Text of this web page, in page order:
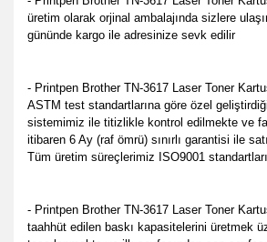
üretim olarak orjinal ambalajında sizlere
gününde kargo ile adresinize sevk edilir
- Printpen Brother TN-3617 Laser Toner
ASTM test standartlarına göre özel
sistemimiz ile titizlikle kontrol edilmekte ve
itibaren 6 Ay (raf ömrü) sınırlı garantisi ile
Tüm üretim süreçlerimiz ISO9001
- Printpen Brother TN-3617 Laser Toner
taahhüt edilen baskı kapasitelerini üretmek